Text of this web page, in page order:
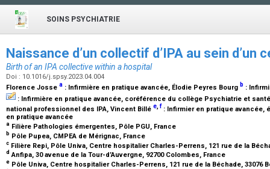
SOINS PSYCHIATRIE
Naissance d’un collectif d’IPA au sein
Birth of an IPA collective within a hospital
Doi : 10.1016/j.spsy.2023.04.004
Florence Josse a : Infirmière en pratique avancée, Élodie Peyres Bourg b :
: Infirmière en pratique avancée, coréférence du collège Psychiatrie et
national professionnel des IPA, Vincent Billé e,f : Infirmier en pratique avancée,
en pratique avancée
a Filière Pathologies émergentes, Pôle PGU, France
b Pôle Pupea, CMPEA de Mérignac, France
c Filière Repi, Pôle Univa, Centre hospitalier Charles-Perrens, 121 rue de la
d Anfipa, 30 avenue de la Tour-d’Auvergne, 92700 Colombes, France
e Pôle Univa, Centre hospitalier Charles-Perrens, 121 rue de la Béchade, 33076